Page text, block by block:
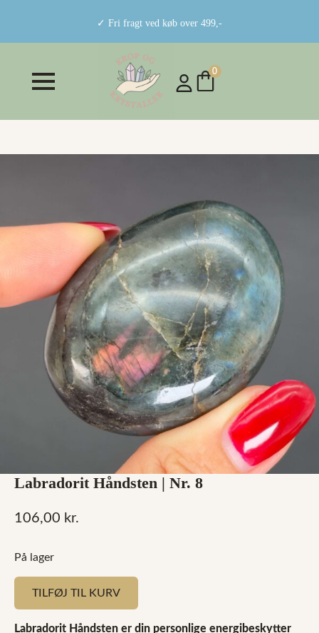
✓ Fri fragt ved køb over 499,-
0
Labradorit Håndsten | Nr. 8
106,00 kr.
På lager
TILFØJ TIL KURV
Labradorit Håndsten er din personlige energibeskytter